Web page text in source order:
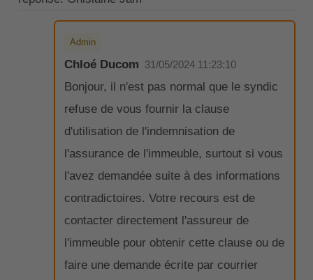
Admin
Chloé Ducom 31/05/2024 11:23:10
Bonjour, il n'est pas normal que le syndic
refuse de vous fournir la clause
d'utilisation de l'indemnisation de
l'assurance de l'immeuble, surtout si vous
l'avez demandée suite à des informations
contradictoires. Votre recours est de
contacter directement l'assureur de
l'immeuble pour obtenir cette clause ou de
faire une demande écrite par courrier